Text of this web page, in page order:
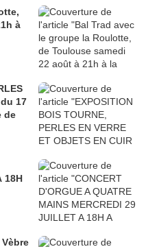
à
du 17
de
18H